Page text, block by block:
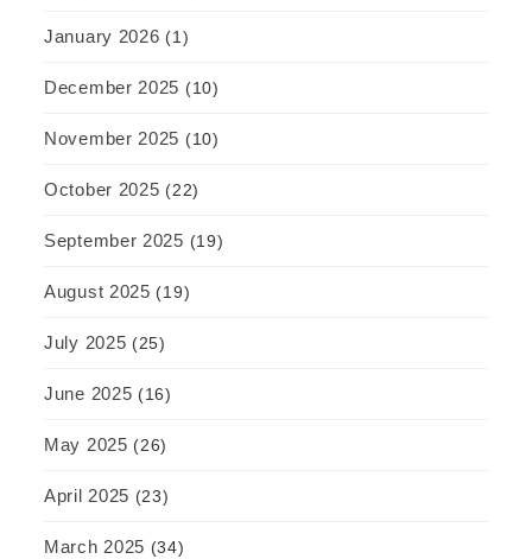
January 2026 (1)
December 2025 (10)
November 2025 (10)
October 2025 (22)
September 2025 (19)
August 2025 (19)
July 2025 (25)
June 2025 (16)
May 2025 (26)
April 2025 (23)
March 2025 (34)